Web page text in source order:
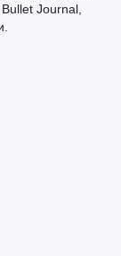
Journal,